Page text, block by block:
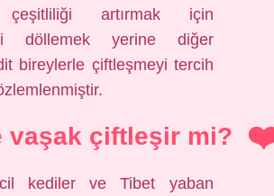
çeşitliliği artırmak için
döllemek yerine diğer
bireylerle çiftleşmeyi tercih
vaşak çiftleşir mi?
kediler ve Tibet yaban